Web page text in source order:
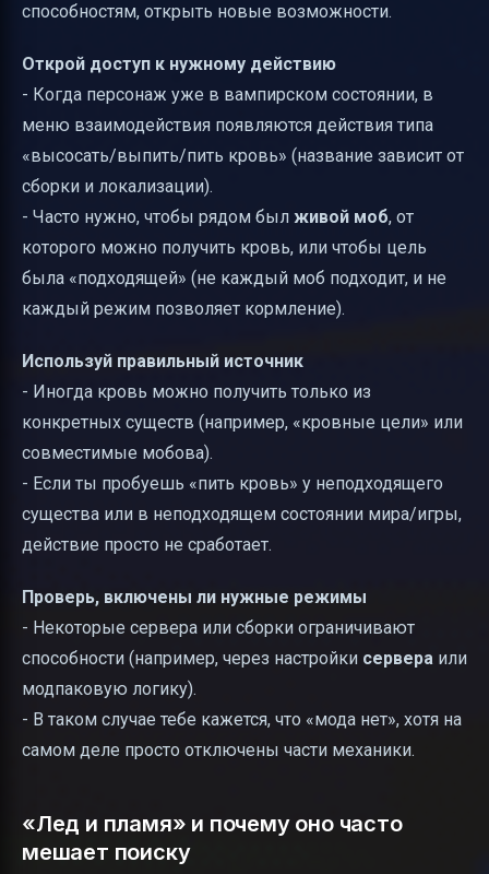
способностям, открыть новые возможности.
Открой доступ к нужному действию
- Когда персонаж уже в вампирском состоянии, в
меню взаимодействия появляются действия типа
«высосать/выпить/пить кровь» (название зависит от
сборки и локализации).
- Часто нужно, чтобы рядом был живой моб, от
которого можно получить кровь, или чтобы цель
была «подходящей» (не каждый моб подходит, и не
каждый режим позволяет кормление).
Используй правильный источник
- Иногда кровь можно получить только из
конкретных существ (например, «кровные цели» или
совместимые мобова).
- Если ты пробуешь «пить кровь» у неподходящего
существа или в неподходящем состоянии мира/игры,
действие просто не сработает.
Проверь, включены ли нужные режимы
- Некоторые сервера или сборки ограничивают
способности (например, через настройки сервера или
модпаковую логику).
- В таком случае тебе кажется, что «мода нет», хотя на
самом деле просто отключены части механики.
«Лед и пламя» и почему оно часто
мешает поиску